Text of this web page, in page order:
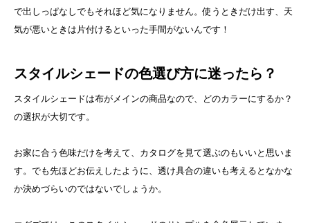
で出しっぱなしでもそれほど気になりません。使うときだけ出す、天
気が悪いときは片付けるといった手間がないんです！
スタイルシェードの色選び方に迷ったら？
スタイルシェードは布がメインの商品なので、どのカラーにするか？
の選択が大切です。
お家に合う色味だけを考えて、カタログを見て選ぶのもいいと思いま
す。でも先ほどお伝えしたように、透け具合の違いも考えるとなかな
か決めづらいのではないでしょうか。